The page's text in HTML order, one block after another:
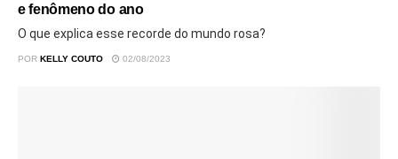
e fenômeno do ano
O que explica esse recorde do mundo rosa?
POR KELLY COUTO 02/08/2023